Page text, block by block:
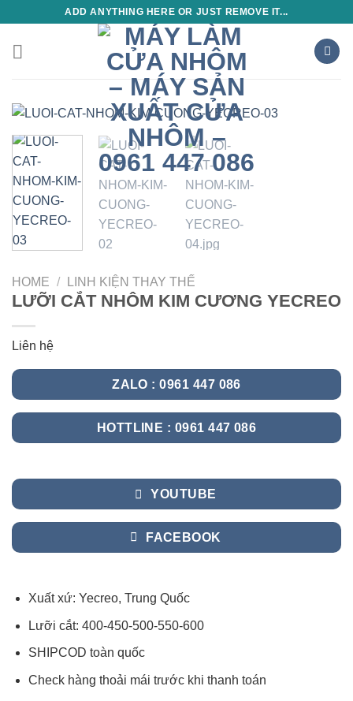
content
ADD ANYTHING HERE OR JUST REMOVE IT...
HOME / LINH KIỆN THAY THẾ
LƯỠI CẮT NHÔM KIM CƯƠNG YECREO
Liên hệ
ZALO : 0961 447 086
HOTTLINE : 0961 447 086
YOUTUBE
FACEBOOK
Xuất xứ: Yecreo, Trung Quốc
Lưỡi cắt: 400-450-500-550-600
SHIPCOD toàn quốc
Check hàng thoải mái trước khi thanh toán